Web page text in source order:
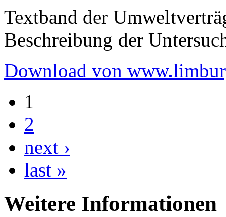
Textband der
Beschreibung der
Download von
1
2
next ›
last »
Weitere Informationen